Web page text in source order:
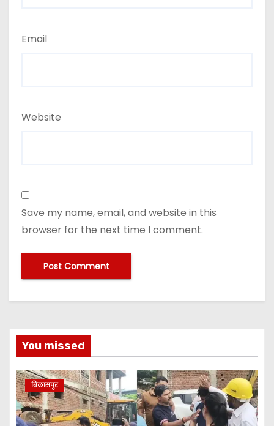
Email
Website
Save my name, email, and website in this
browser for the next time I comment.
You missed
बिलासपुर